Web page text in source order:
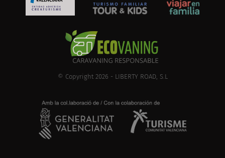
© Copyright 2026 - LIBERTY ROAD, S.L